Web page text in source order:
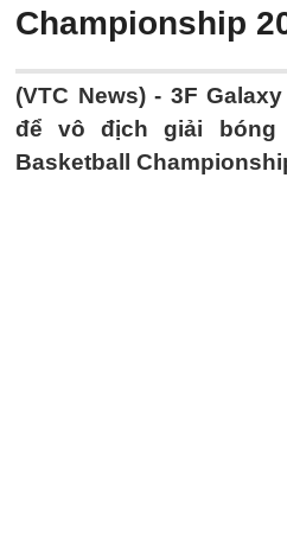
Championship
(VTC News) - 3F
để vô địch giải bóng
Basketball